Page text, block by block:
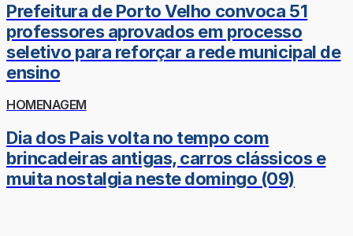
Prefeitura de Porto Velho convoca 51
professores aprovados em processo
seletivo para reforçar a rede municipal de
ensino
HOMENAGEM
Dia dos Pais volta no tempo com
brincadeiras antigas, carros clássicos e
muita nostalgia neste domingo (09)